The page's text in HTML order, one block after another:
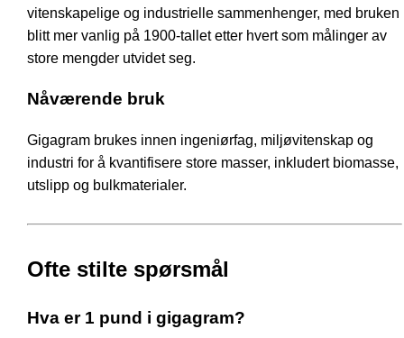
vitenskapelige og industrielle sammenhenger, med bruken
blitt mer vanlig på 1900-tallet etter hvert som målinger av
store mengder utvidet seg.
Nåværende bruk
Gigagram brukes innen ingeniørfag, miljøvitenskap og
industri for å kvantifisere store masser, inkludert biomasse,
utslipp og bulkmaterialer.
Ofte stilte spørsmål
Hva er 1 pund i gigagram?